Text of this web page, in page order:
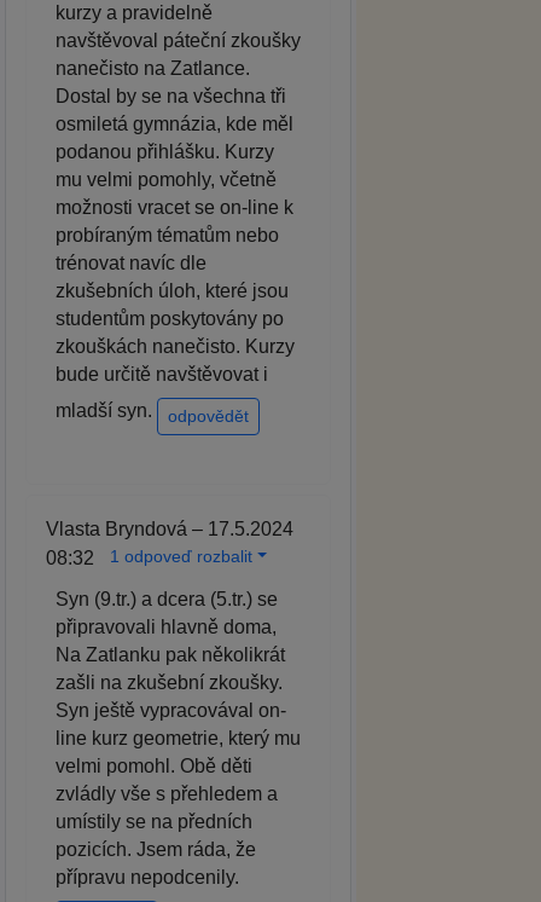
kurzy a pravidelně
navštěvoval páteční zkoušky
nanečisto na Zatlance.
Dostal by se na všechna tři
osmiletá gymnázia, kde měl
podanou přihlášku. Kurzy
mu velmi pomohly, včetně
možnosti vracet se on-line k
probíraným tématům nebo
trénovat navíc dle
zkušebních úloh, které jsou
studentům poskytovány po
zkouškách nanečisto. Kurzy
bude určitě navštěvovat i
mladší syn.
odpovědět
Vlasta Bryndová – 17.5.2024
08:32
1 odpoveď rozbalit
Syn (9.tr.) a dcera (5.tr.) se
připravovali hlavně doma,
Na Zatlanku pak několikrát
zašli na zkušební zkoušky.
Syn ještě vypracovával on-
line kurz geometrie, který mu
velmi pomohl. Obě děti
zvládly vše s přehledem a
umístily se na předních
pozicích. Jsem ráda, že
přípravu nepodcenily.